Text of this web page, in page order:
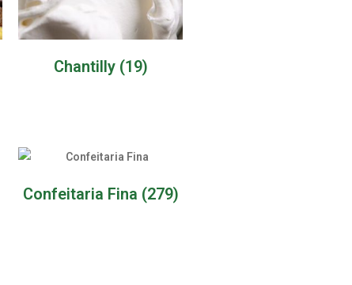
Chantilly (19)
Confeitaria Fina (279)